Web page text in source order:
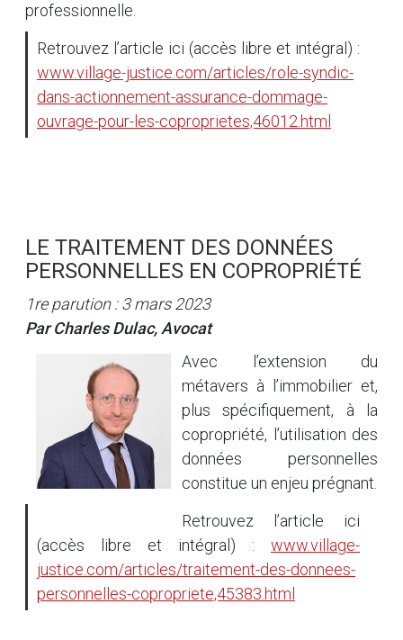
professionnelle.
Retrouvez l’article ici (accès libre et intégral) :
www.village-justice.com/articles/role-syndic-
dans-actionnement-assurance-dommage-
ouvrage-pour-les-coproprietes,46012.html
LE TRAITEMENT DES DONNÉES
PERSONNELLES EN COPROPRIÉTÉ
1re parution : 3 mars 2023
Par Charles Dulac, Avocat
Avec l’extension du
métavers à l’immobilier et,
plus spécifiquement, à la
copropriété, l’utilisation des
données personnelles
constitue un enjeu prégnant.
Retrouvez l’article ici
(accès libre et intégral) : www.village-
justice.com/articles/traitement-des-donnees-
personnelles-copropriete,45383.html